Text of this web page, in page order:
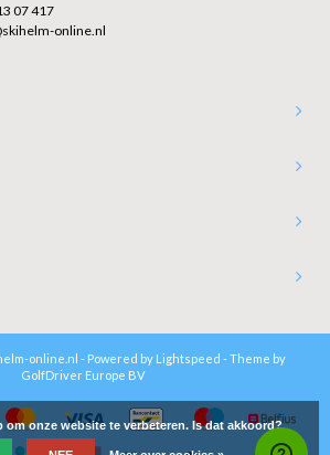
07 417
online.nl
online.nl - Powered by Lightspeed - Theme by
GolfDriver Europe BV
om onze website te verbeteren. Is dat akkoord?